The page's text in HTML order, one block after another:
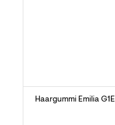
Haargummi Emilia G1E